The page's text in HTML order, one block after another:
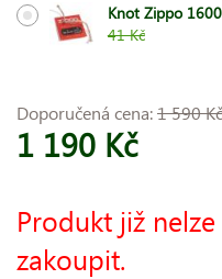
Knot Zippo
41 Kč
Doporučená cena:1 590 Kč
1 190 Kč
Produkt již nelze
zakoupit.